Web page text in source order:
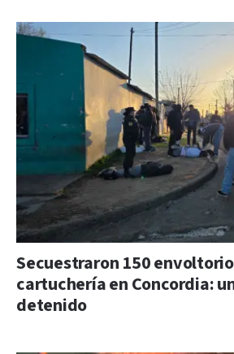
Secuestraron 150
cartuchería en Concordia:
detenido